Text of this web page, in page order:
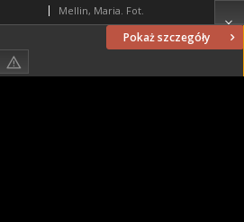
Pokaż szczegóły
Mellin, Maria. Fot.